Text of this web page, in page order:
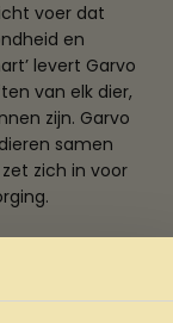
voer dat
en
levert Garvo
van elk dier,
zijn. Garvo
samen
zich in voor
en